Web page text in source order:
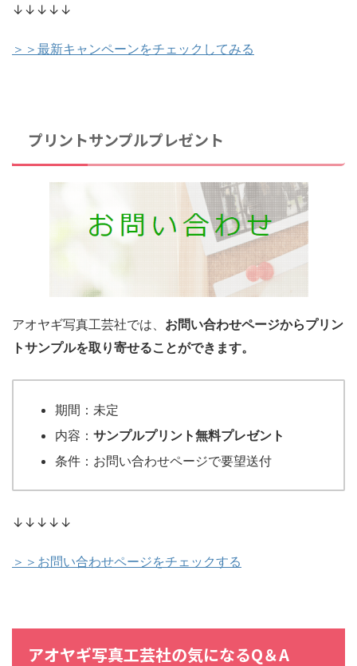
↓↓↓↓↓
＞＞最新キャンペーンをチェックしてみる
プリントサンプルプレゼント
アオヤギ写真工芸社では、 お問い合わせページからプリン
トサンプルを取り寄せることができます。
期間：未定
内容： サンプルプリント無料プレゼント
条件：お問い合わせページで要望送付
↓↓↓↓↓
＞＞お問い合わせページをチェックする
アオヤギ写真工芸社の気になるQ＆A